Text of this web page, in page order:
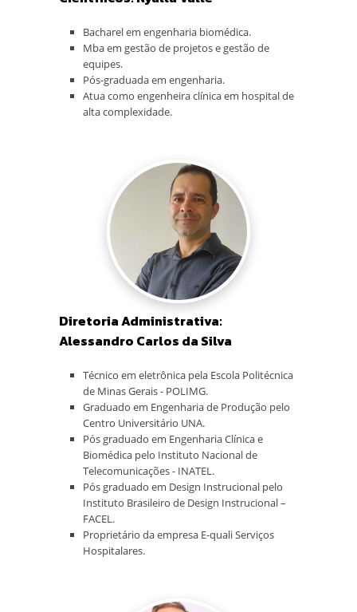
Bacharel em engenharia biomédica.
Mba em gestão de projetos e gestão de
equipes.
Pós-graduada em engenharia.
Atua como engenheira clínica em hospital de
alta complexidade.
Diretoria Administrativa:
Alessandro Carlos da Silva
Técnico em eletrônica pela Escola Politécnica
de Minas Gerais - POLIMG.
Graduado em Engenharia de Produção pelo
Centro Universitário UNA.
Pós graduado em Engenharia Clínica e
Biomédica pelo Instituto Nacional de
Telecomunicações - INATEL.
Pós graduado em Design Instrucional pelo
Instituto Brasileiro de Design Instrucional –
FACEL.
Proprietário da empresa E-quali Serviços
Hospitalares.